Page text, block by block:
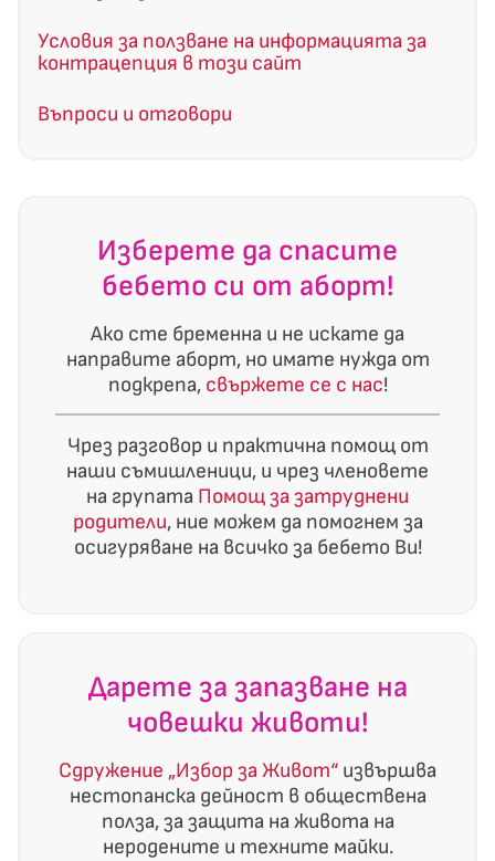
Условия за ползване на информацията за
контрацепция в този сайт
Въпроси и отговори
Изберете да спасите
бебето си от аборт!
Ако сте бременна и не искате да
направите аборт, но имате нужда от
подкрепа, свържете се с нас!
Чрез разговор и практична помощ от
наши съмишленици, и чрез членовете
на групата Помощ за затруднени
родители, ние можем да помогнем за
осигуряване на всичко за бебето Ви!
Дарете за запазване на
човешки животи!
Сдружение „Избор за Живот“ извършва
нестопанска дейност в обществена
полза, за защита на живота на
неродените и техните майки.